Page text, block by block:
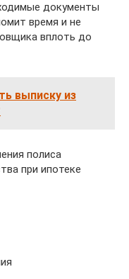
документы
время и не
вплоть до
выписку из
полиса
при ипотеке